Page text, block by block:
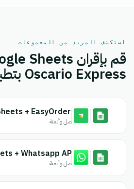
استكشف المزيد من المجموعات
Oscario Express بتطبيق آخر.
+ EasyOrders
اتصل وأتمتة
+ Whatsapp API
اتصل وأتمتة